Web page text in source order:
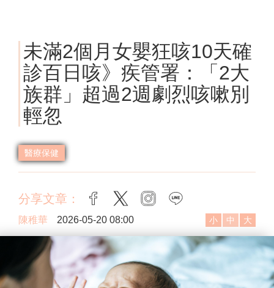
未滿2個月女嬰狂咳10天確
診百日咳》疾管署：「2大
族群」超過2週劇烈咳嗽別
輕忽
醫療保健
分享文章： facebook
twitter instagram
陳稚華 2026-05-20 08:00 小 中 大